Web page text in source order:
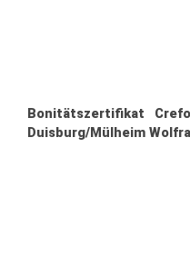
Bonitätszertifikat
Duisburg/Mülheim